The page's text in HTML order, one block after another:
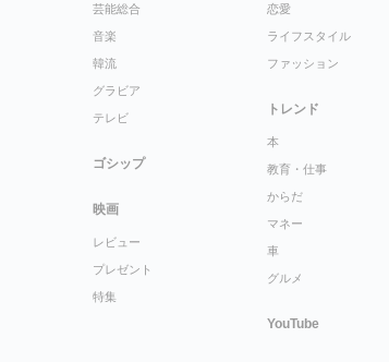
芸能総合
音楽
韓流
グラビア
テレビ
ゴシップ
映画
レビュー
プレゼント
特集
恋愛
ライフスタイル
ファッション
トレンド
本
教育・仕事
からだ
マネー
車
グルメ
YouTube